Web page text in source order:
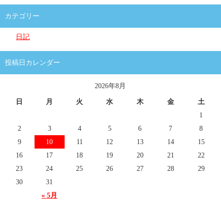
カテゴリー
日記
投稿日カレンダー
2026年8月
日 月 火 水 木 金 土
« 5月
1
2
3 4 5 6 7
8
9
10 11 12 13 14
15
16
17 18 19 20 21
22
23
24 25 26 27 28
29
30
31